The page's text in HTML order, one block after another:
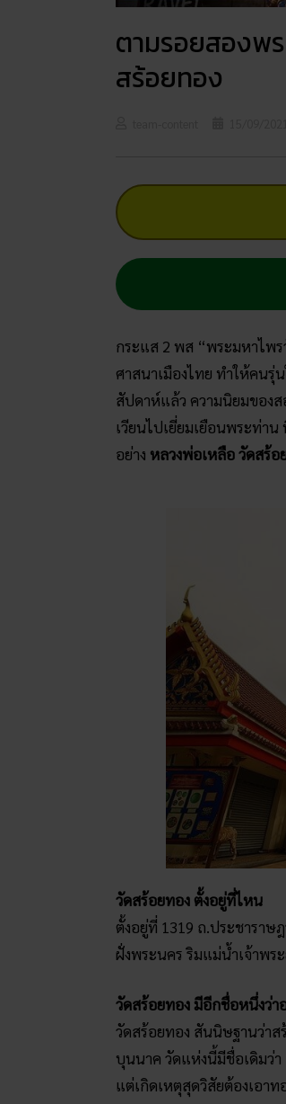
ตามรอยสองพ
สร้อยทอง
กระแส 2 พส “พระมหาไพ
ศาสนาเมืองไทย ทำให้คนรุ่
สัปดาห์แล้ว ความนิยมของส
เวียนไปเยี่ยมเยือนพระท่า
อย่าง หลวงพ่อเหลือ วัดสร้อ
วัดสร้อยทอง ตั้งอยู่ที่ไหน
ตั้งอยู่ที่ 1319 ถ.ประชาราษ
ฝั่งพระนคร ริมแม่น้ำเจ้าพร
วัดสร้อยทอง มีอีกชื่อหนึ่งว่า
วัดสร้อยทอง สันนิษฐานว่า
บุนนาค วัดแห่งนี้มีชื่อเดิมว่
แต่เกิดเหตุสุดวิสัยต้องเอา